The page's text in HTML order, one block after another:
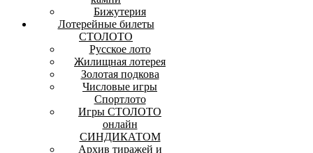
Бижутерия
Лотерейные билеты
СТОЛОТО
Русское лото
Жилищная лотерея
Золотая подкова
Числовые игры
Спортлото
Игры СТОЛОТО
онлайн
СИНДИКАТОМ
Архив тиражей и